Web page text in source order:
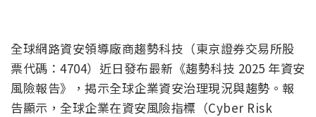
全球網路資安領導廠商趨勢科技（東京證券交易所股
票代碼：4704）近日發布最新《趨勢科技 2025 年資安
風險報告》，揭示全球企業資安治理現況與趨勢。報
告顯示，全球企業在資安風險指標（Cyber Risk